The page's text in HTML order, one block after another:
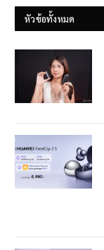
หัวข้อทั้งหมด